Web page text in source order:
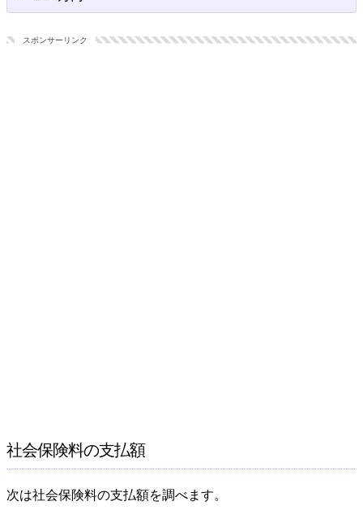
スポンサーリンク
社会保険料の支払額
次は社会保険料の支払額を調べます。